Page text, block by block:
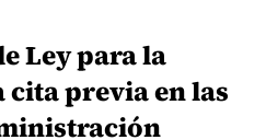
Ley para la
previa en las